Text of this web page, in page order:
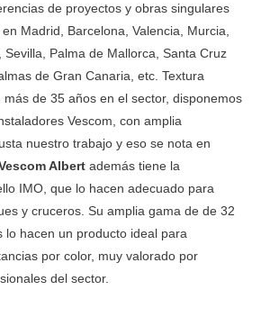
de proyectos y obras singulares
en Madrid, Barcelona, Valencia, Murcia,
Palma de Mallorca, Santa Cruz
de Gran Canaria, etc. Textura
de 35 años en el sector, disponemos
Vescom, con amplia
nuestro trabajo y eso se nota en
Albert además tiene la
IMO, que lo hacen adecuado para
y cruceros. Su amplia gama de de 32
lo hacen un producto ideal para
por color, muy valorado por
del sector.